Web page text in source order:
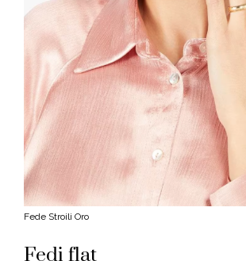
Fede Stroili Oro
Fedi flat